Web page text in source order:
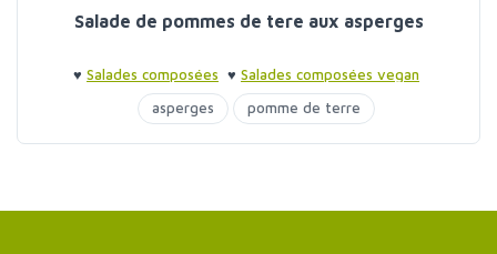
Salade de pommes de tere aux asperges
♥ Salades composées ♥ Salades composées vegan
asperges
pomme de terre